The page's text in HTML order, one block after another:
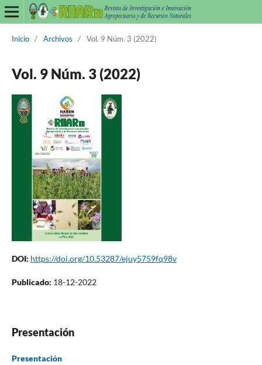
Inicio / Archivos / Vol. 9 Núm. 3 (2022)
Vol. 9 Núm. 3 (2022)
DOI: https://doi.org/10.53287/ejuy5759fq98v
Publicado: 18-12-2022
Presentación
Presentación